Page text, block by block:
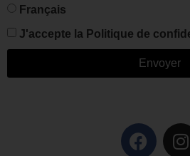
Français
J'accepte la Politique de
Envoyer